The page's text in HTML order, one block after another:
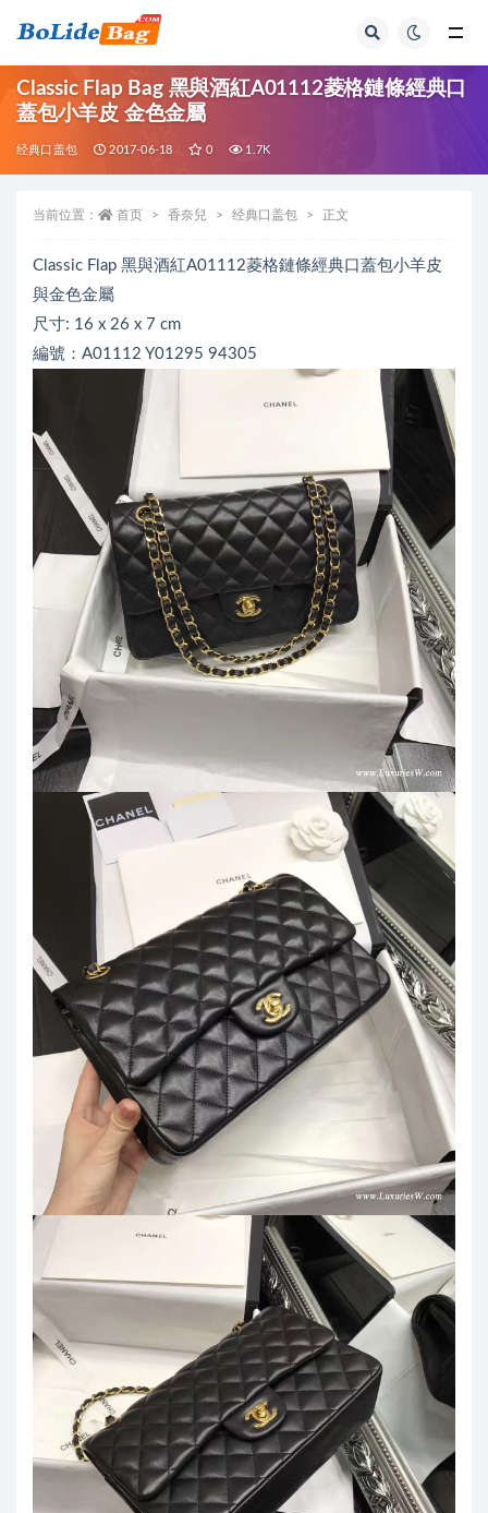
Classic Flap Bag 黑與酒紅A01112菱格鏈條經典口
蓋包小羊皮 金色金屬
经典口盖包 2017-06-18 0 1.7K
当前位置： 首页 香奈兒 经典口盖包 正文
Classic Flap 黑與酒紅A01112菱格鏈條經典口蓋包小羊皮
與金色金屬
尺寸: 16 x 26 x 7 cm
編號：A01112 Y01295 94305